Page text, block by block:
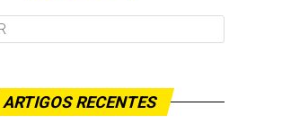
ARTIGOS RECENTES